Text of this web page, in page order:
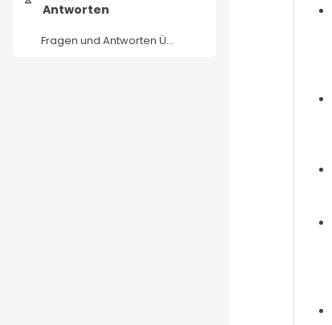
Einklappen
Antworten
Fragen und Antworten Übersicht